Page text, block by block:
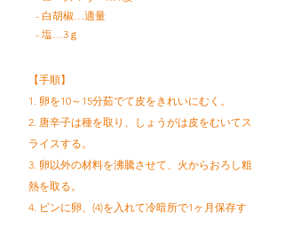
【手順】
1. 卵を10～15分茹でて皮をきれいにむく。
2. 唐辛子は種を取り、しょうがは皮をむいてス
ライスする。
3. 卵以外の材料を沸騰させて、火からおろし粗
熱を取る。
4. ビンに卵、(4)を入れて冷暗所で1ヶ月保存す
- 白胡椒…適量
- 塩…3ｇ